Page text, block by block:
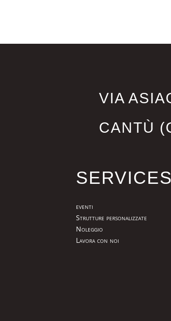
VIA
CANTÙ
SERVICES
eventi
Strutture personalizzate
Noleggio
Lavora con noi